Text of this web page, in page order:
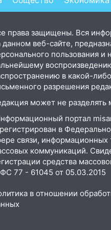
права защищены. Вся
данном веб-сайте,
пользования и
в какой-
разрешения
может не разделять
портал
в
связи, информационных
коммуникаций.
средства
77 - 61045 от 05.03.2015
в отношении